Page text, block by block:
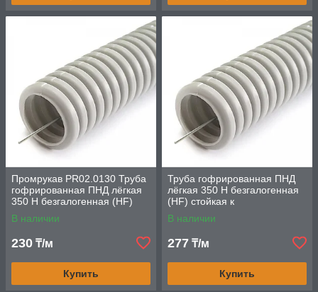
Промрукав PR02.0130 Труба
гофрированная ПНД лёгкая
350 Н безгалогенная (HF)
стойкая к ультрафиолету
серая с/з
В наличии
230 ₸/м
Купить
Труба гофрированная ПНД
лёгкая 350 Н безгалогенная
(HF) стойкая к
ультрафиолету серая с/з d25
мм PR02.0131
В наличии
277 ₸/м
Купить